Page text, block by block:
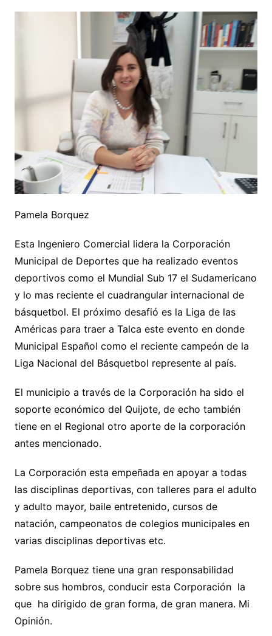
Pamela Borquez
Esta Ingeniero Comercial lidera la Corporación
Municipal de Deportes que ha realizado eventos
deportivos como el Mundial Sub 17 el Sudamericano
y lo mas reciente el cuadrangular internacional de
básquetbol. El próximo desafió es la Liga de las
Américas para traer a Talca este evento en donde
Municipal Español como el reciente campeón de la
Liga Nacional del Básquetbol represente al país.
El municipio a través de la Corporación ha sido el
soporte económico del Quijote, de echo también
tiene en el Regional otro aporte de la corporación
antes mencionado.
La Corporación esta empeñada en apoyar a todas
las disciplinas deportivas, con talleres para el adulto
y adulto mayor, baile entretenido, cursos de
natación, campeonatos de colegios municipales en
varias disciplinas deportivas etc.
Pamela Borquez tiene una gran responsabilidad
sobre sus hombros, conducir esta Corporación la
que ha dirigido de gran forma, de gran manera. Mi
Opinión.